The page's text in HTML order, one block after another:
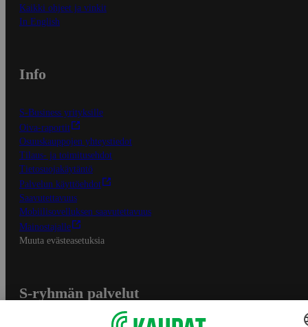
Kaikki ohjeet ja vinkit
In English
Info
S-Business yrityksille
Oiva-raportit
Osuuskauppojen yhteystiedot
Tilaus- ja toimitusehdot
Tietosuojakäytäntö
Palvelun käyttöehdot
Saavutettavuus
Mobiilisovelluksen saavutettavuus
Mainostajalle
Muuta evästeasetuksia
S-ryhmän palvelut